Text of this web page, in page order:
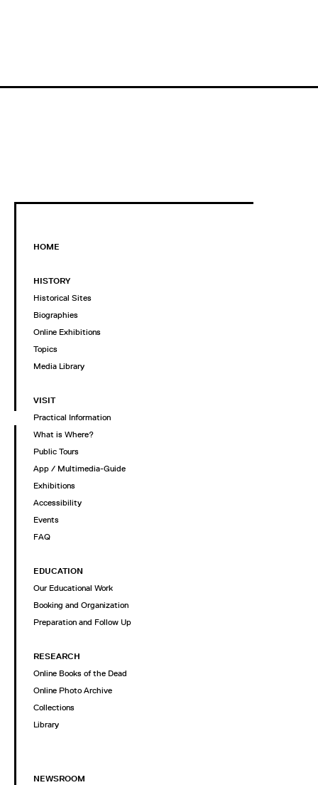
HOME
HISTORY
Historical Sites
Biographies
Online Exhibitions
Topics
Media Library
VISIT
Practical Information
What is Where?
Public Tours
App / Multimedia-Guide
Exhibitions
Accessibility
Events
FAQ
EDUCATION
Our Educational Work
Booking and Organization
Preparation and Follow Up
RESEARCH
Online Books of the Dead
Online Photo Archive
Collections
Library
NEWSROOM